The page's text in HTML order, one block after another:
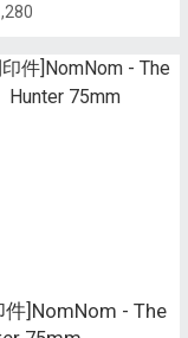
件]NomNom - The